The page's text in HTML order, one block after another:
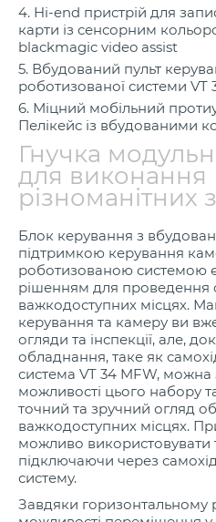
4. Hi-end пристрій для
карти із сенсорним
blackmagic video assist
5. Вбудований пульт
роботизованої системи VT
6. Міцний мобільний
Пелікейс із вбудованими
Гнучка
для виконання
різноманітних
Блок керування з
підтримкою керування
роботизованою системою
рішенням для проведення
важкодоступних місцях.
керування та камеру ви
огляди та інспекції, але,
обладнання, таке як
система VT 34 MFW,
можливості цього набору
точний та зручний огляд
важкодоступних місцях.
можливо
підключаючи через
систему.
Завдяки горизонтальному